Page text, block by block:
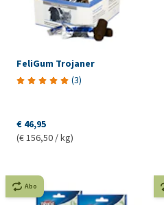
FeliGum Trojaner
(3)
€ 46,95
(€ 156,50 / kg)
Abo